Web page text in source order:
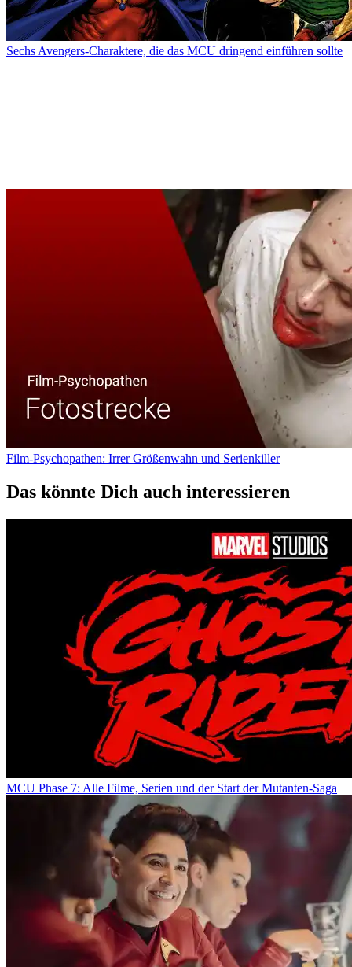
Sechs Avengers-Charaktere, die das MCU dringend einführen sollte
Film-Psychopathen: Irrer Größenwahn und Serienkiller
Das könnte Dich auch interessieren
MCU Phase 7: Alle Filme, Serien und der Start der Mutanten-Saga